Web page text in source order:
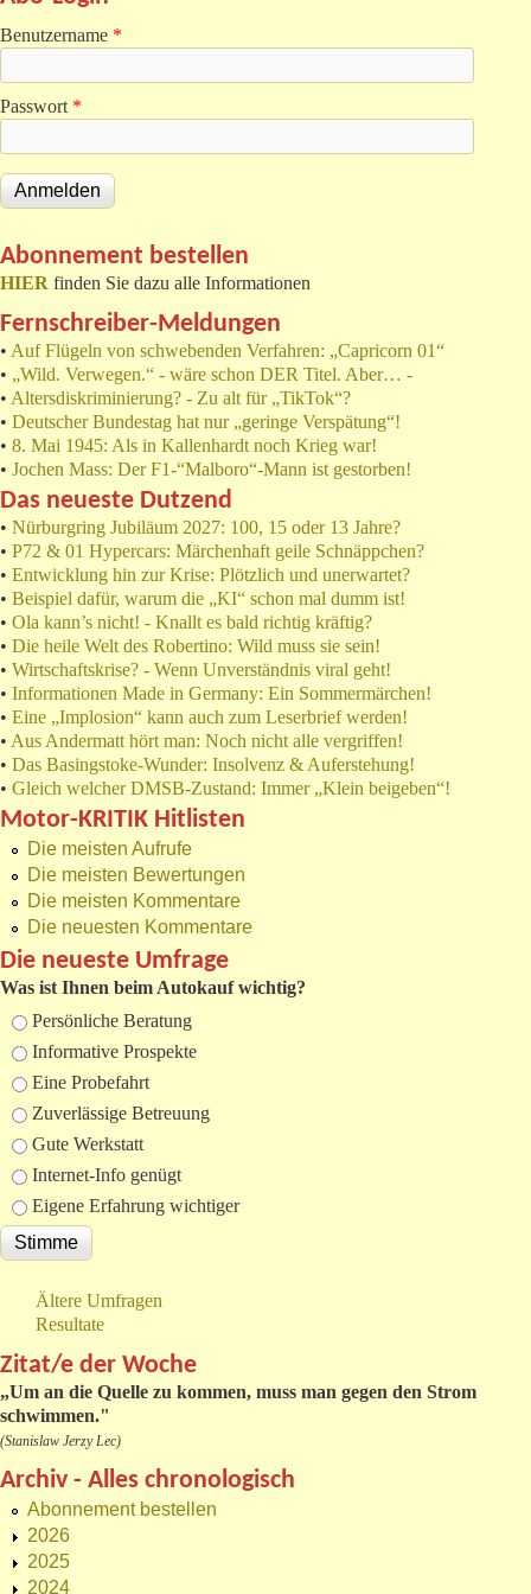
Benutzername *
Passwort *
Abonnement bestellen
HIER finden Sie dazu alle Informationen
Fernschreiber-Meldungen
• Auf Flügeln von schwebenden Verfahren: „Capricorn 01“
• „Wild. Verwegen.“ - wäre schon DER Titel. Aber… -
• Altersdiskriminierung? - Zu alt für „TikTok“?
• Deutscher Bundestag hat nur „geringe Verspätung“!
• 8. Mai 1945: Als in Kallenhardt noch Krieg war!
• Jochen Mass: Der F1-“Malboro“-Mann ist gestorben!
Das neueste Dutzend
• Nürburgring Jubiläum 2027: 100, 15 oder 13 Jahre?
• P72 & 01 Hypercars: Märchenhaft geile Schnäppchen?
• Entwicklung hin zur Krise: Plötzlich und unerwartet?
• Beispiel dafür, warum die „KI“ schon mal dumm ist!
• Ola kann’s nicht! - Knallt es bald richtig kräftig?
• Die heile Welt des Robertino: Wild muss sie sein!
• Wirtschaftskrise? - Wenn Unverständnis viral geht!
• Informationen Made in Germany: Ein Sommermärchen!
• Eine „Implosion“ kann auch zum Leserbrief werden!
• Aus Andermatt hört man: Noch nicht alle vergriffen!
• Das Basingstoke-Wunder: Insolvenz & Auferstehung!
• Gleich welcher DMSB-Zustand: Immer „Klein beigeben“!
Motor-KRITIK Hitlisten
Die meisten Aufrufe
Die meisten Bewertungen
Die meisten Kommentare
Die neuesten Kommentare
Die neueste Umfrage
Was ist Ihnen beim Autokauf wichtig?
Auswahlmöglichkeiten
Persönliche Beratung
Informative Prospekte
Eine Probefahrt
Zuverlässige Betreuung
Gute Werkstatt
Internet-Info genügt
Eigene Erfahrung wichtiger
Ältere Umfragen
Resultate
Zitat/e der Woche
„Um an die Quelle zu kommen, muss man gegen den Strom
schwimmen."
(Stanislaw Jerzy Lec)
Archiv - Alles chronologisch
Abonnement bestellen
2026
2025
2024